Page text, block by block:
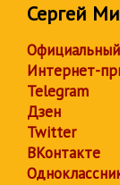
Сергей
Интернет-
Telegram
Дзен
Twitter
ВКонтакте